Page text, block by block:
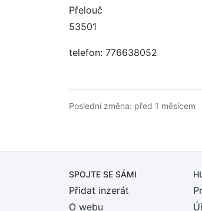
Přelouč
53501
telefon: 776638052
Poslední změna: před 1 měsícem
SPOJTE SE SÁMI
Přidat inzerát
O webu